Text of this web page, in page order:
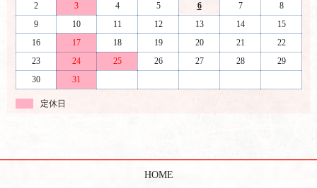
2
3 4 5 6 7
8
9
10 11 12 13 14
15
16
17 18 19 20 21
22
23
24 25 26 27 28
29
30
31
定休日
HOME